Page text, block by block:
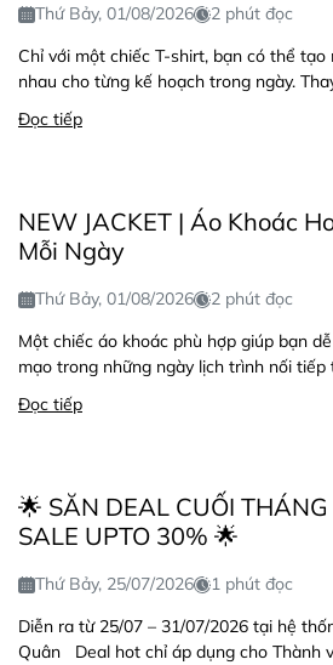
Thứ Bảy, 01/08/2026
2 phút đọc
Chỉ với một chiếc T-shirt, bạn có thể
nhau cho từng kế hoạch trong ngày.
Đọc tiếp
NEW JACKET | Áo Khoác
Mỗi Ngày
Thứ Bảy, 01/08/2026
2 phút đọc
Một chiếc áo khoác phù hợp giúp bạn
mạo trong những ngày lịch trình nối tiếp
Đọc tiếp
🌟 SĂN DEAL CUỐI THÁNG
SALE UPTO 30% 🌟
Thứ Bảy, 25/07/2026
1 phút đọc
Diễn ra từ 25/07 – 31/07/2026 tại hệ
Quân Deal hot chỉ áp dụng cho Thành